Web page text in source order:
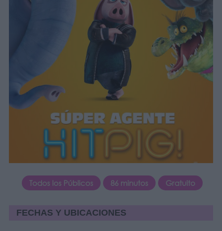
Todos los Públicos 86 minutos Gratuito
FECHAS Y UBICACIONES